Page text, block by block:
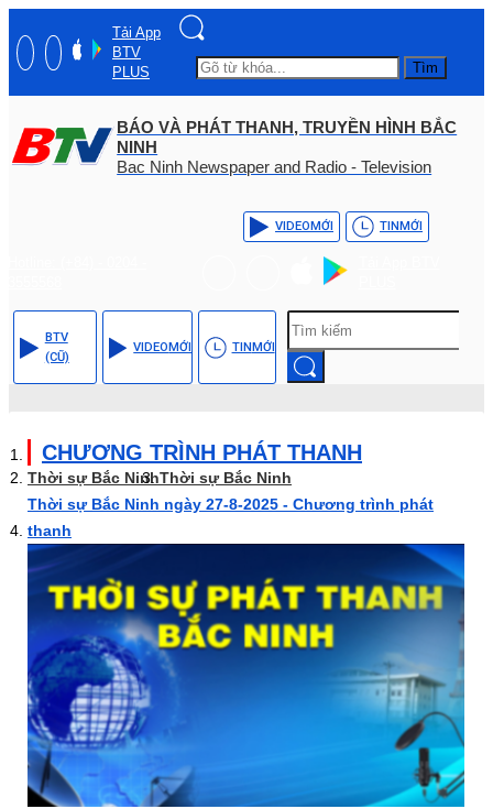
Tải App
BTV
PLUS
Tìm
BÁO VÀ PHÁT THANH, TRUYỀN HÌNH BẮC
NINH
Bac Ninh Newspaper and Radio - Television
VIDEOMỚI TINMỚI
BTV
(CŨ)
VIDEOMỚI TINMỚI
CHƯƠNG TRÌNH PHÁT THANH
Thời sự Bắc NinhThời sự Bắc Ninh
Thời sự Bắc Ninh ngày 27-8-2025 - Chương trình phát
thanh